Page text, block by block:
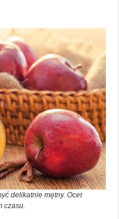
delikatnie mętny. Ocet
czasu.